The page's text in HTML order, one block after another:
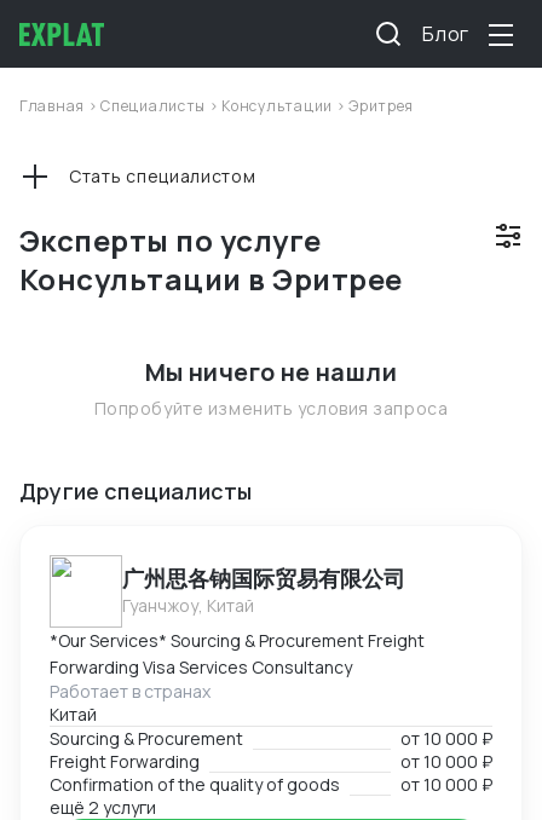
Блог
Главная >Специалисты > Консультации >Эритрея
Эксперты по услуге
Консультации в Эритрее
Стать специалистом
Мы ничего не нашли
Попробуйте изменить условия запроса
Другие специалисты
广州思各钠国际贸易有限公司
Гуанчжоу, Китай
*Our Services* Sourcing & Procurement Freight
Forwarding Visa Services Consultancy
Работает в странах
Китай
Sourcing & Procurement
от10 000 ₽
Freight Forwarding
от10 000 ₽
Confirmation of the quality of goods
от10 000 ₽
ещё 2 услуги